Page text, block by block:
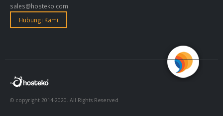
sales@hosteko.com
Hubungi Kami
© copyright 2014-2020. All Rights Reserved